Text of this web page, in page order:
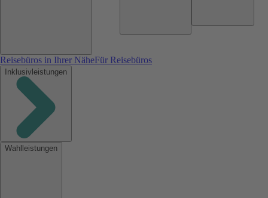
Reisebüros in Ihrer NäheFür Reisebüros
Inklusivleistungen
Wahlleistungen